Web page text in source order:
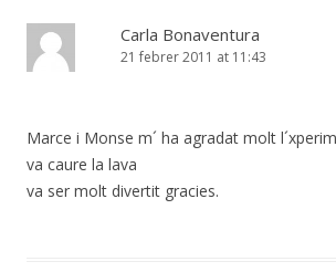
Carla Bonaventura
21 febrer 2011 at 11:43
Marce i Monse m´ ha agradat molt
va caure la lava
va ser molt divertit gracies.